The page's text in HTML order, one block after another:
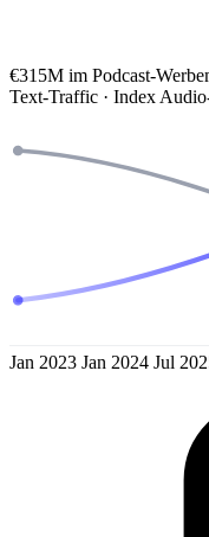
€315M im Podcast-
Text-Traffic · Index
Jan 2023 Jan 2024 Jul